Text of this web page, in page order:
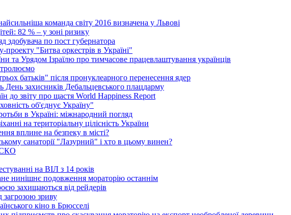
команда світу 2016 визначена у Львові
82 % – у зоні ризику
здобувача по пост губернатора
проекту "Битва оркестрів в Україні"
та Урядом Ізраїлю про тимчасове працевлаштування українців
батьків" після пронуклеарного перенесення ядер
День захисників Дебальцевського плацдарму
до звіту про щастя World Happiness Report
об'єднує Україну"
в Україні: міжнародний погляд
на територіальну цілісність України
вплине на безпеку в місті?
санаторії "Лазурний" і хто в цьому винен?
на ВІЛ з 14 років
нинішнє подовження мораторію останнім
захищаються від рейдерів
загрозою зриву
кіно в Брюсселі